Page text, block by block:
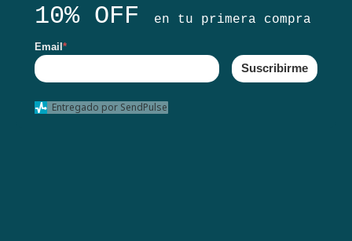
10% OFF en tu primera compra
Email *
Suscribirme
Entregado por SendPulse